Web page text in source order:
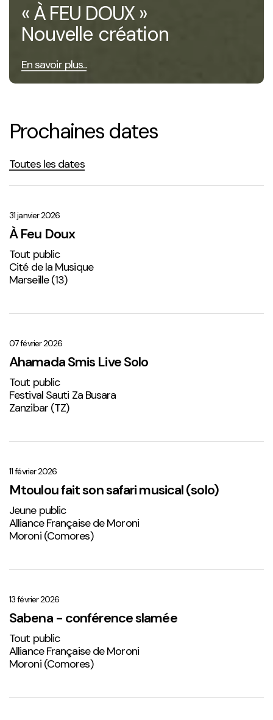
« À FEU DOUX »
Nouvelle création
En savoir plus...
Prochaines dates
Toutes les dates
Doux
31 janvier 2026
À Feu Doux
Tout public
Cité de la Musique
Marseille (13)
Live
Solo
1
07 février 2026
Ahamada Smis Live Solo
Tout public
Festival Sauti Za Busara
Zanzibar (TZ)
son
safari
musical
(solo)
11 février 2026
Mtoulou fait son safari musical (solo)
Jeune public
Alliance Française de Moroni
Moroni (Comores)
conférence
slamée
13 février 2026
Sabena - conférence slamée
Tout public
Alliance Française de Moroni
Moroni (Comores)